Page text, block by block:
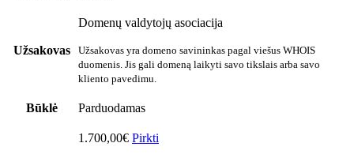
Užsakovas
Domenų valdytojų asociacija
Užsakovas yra domeno savininkas pagal viešus WHOIS
duomenis. Jis gali domeną laikyti savo tikslais arba savo
kliento pavedimu.
Būklė Parduodamas
1.700,00€ Pirkti